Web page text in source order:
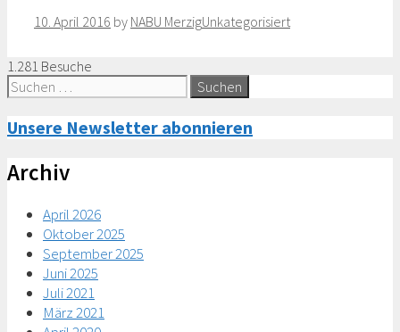
10. April 2016 by NABU MerzigCategories
Unkategorisiert
1.281 Besuche
Suche
nach:
Unsere Newsletter abonnieren
Archiv
April 2026
Oktober 2025
September 2025
Juni 2025
Juli 2021
März 2021